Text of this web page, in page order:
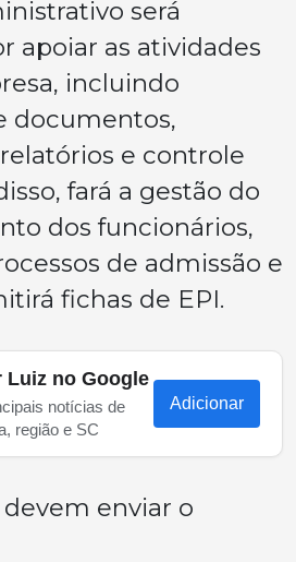
será
apoiar as atividades
incluindo
documentos,
e controle
fará a gestão do
dos funcionários,
de admissão e
fichas de EPI.
Luiz no Google
notícias de
região e SC
Adicionar
enviar o